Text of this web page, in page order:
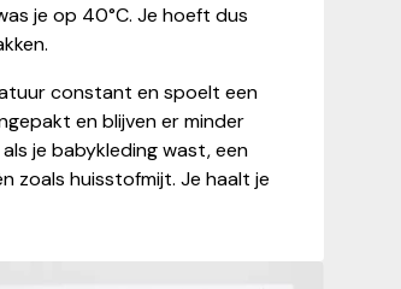
je op 40°C. Je hoeft dus
constant en spoelt een
en blijven er minder
je babykleding wast, een
zoals huisstofmijt. Je haalt je